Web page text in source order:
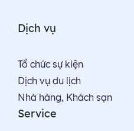
Dịch vụ
Tổ chức sự kiện
Dịch vụ du lịch
Nhà hàng, Khách sạn
Service